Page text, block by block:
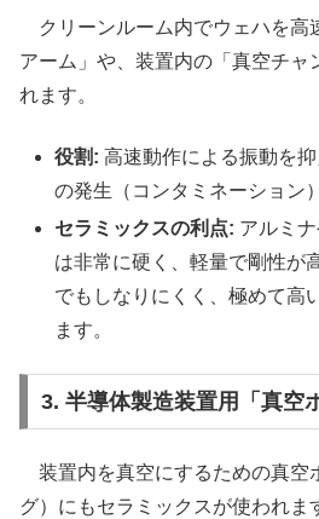
クリーンルーム内でウェハを高
アーム」や、装置内の「真空チャ
れます。
役割: 高速動作による振動を
の発生（コンタミネーション
セラミックスの利点: アルミ
は非常に硬く、軽量で剛性が
でもしなりにくく、極めて高
ます。
3. 半導体製造装置用「真空
装置内を真空にするための真空
グ）にもセラミックスが使われま